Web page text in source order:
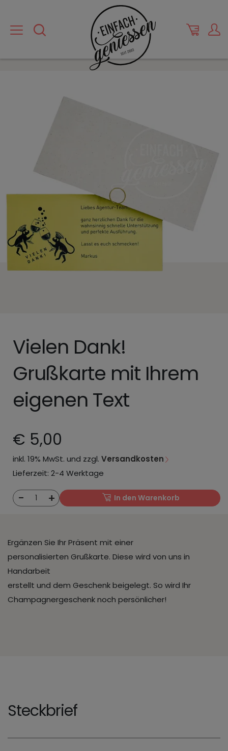
Vielen Dank!
Grußkarte mit Ihrem
eigenen Text
€ 5,00
inkl. 19% MwSt. und zzgl. Versandkosten
Lieferzeit: 2-4 Werktage
- 1 + In den Warenkorb
Ergänzen Sie Ihr Präsent mit einer
personalisierten Grußkarte. Diese wird von uns in
Handarbeit
erstellt und dem Geschenk beigelegt. So wird Ihr
Champagnergeschenk noch persönlicher!
Steckbrief